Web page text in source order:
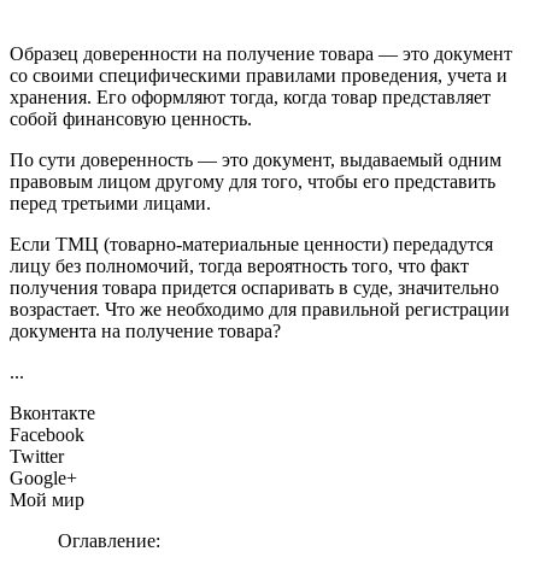
Образец доверенности на получение товара — это документ
со своими специфическими правилами проведения, учета и
хранения. Его оформляют тогда, когда товар представляет
собой финансовую ценность.
По сути доверенность — это документ, выдаваемый одним
правовым лицом другому для того, чтобы его представить
перед третьими лицами.
Если ТМЦ (товарно-материальные ценности) передадутся
лицу без полномочий, тогда вероятность того, что факт
получения товара придется оспаривать в суде, значительно
возрастает. Что же необходимо для правильной регистрации
документа на получение товара?
...
Вконтакте
Facebook
Twitter
Google+
Мой мир
Оглавление: